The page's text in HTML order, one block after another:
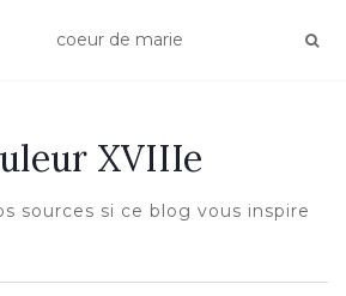
LA NAVIGATION
XVIIIe
sources si ce blog vous inspire